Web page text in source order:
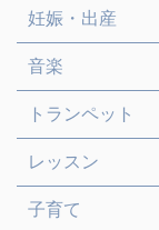
妊娠・出産
音楽
トランペット
レッスン
子育て